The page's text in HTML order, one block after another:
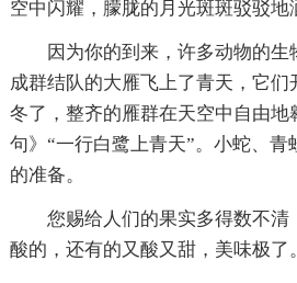
空中闪耀，朦胧的月光斑斑驳驳地
因为你的到来，许多动物的生
成群结队的大雁飞上了青天，它
冬了，整齐的雁群在天空中自由
句》“一行白鹭上青天”。小蛇、
的准备。
您赐给人们的果实多得数不清
酸的，还有的又酸又甜，美味极了。